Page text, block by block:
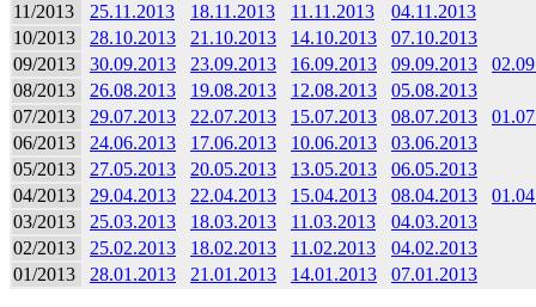
11/2013
25.11.2013 18.11.2013 11.11.2013
04.11.2013
10/2013
28.10.2013 21.10.2013 14.10.2013
07.10.2013
09/2013
30.09.2013 23.09.2013 16.09.2013 09.09.2013
08/2013
26.08.2013 19.08.2013 12.08.2013
05.08.2013
07/2013
29.07.2013 22.07.2013 15.07.2013 08.07.2013
06/2013
24.06.2013 17.06.2013 10.06.2013
03.06.2013
05/2013
27.05.2013 20.05.2013 13.05.2013
06.05.2013
04/2013
29.04.2013 22.04.2013 15.04.2013 08.04.2013
03/2013
25.03.2013 18.03.2013 11.03.2013
04.03.2013
02/2013
25.02.2013 18.02.2013 11.02.2013
04.02.2013
01/2013
28.01.2013 21.01.2013 14.01.2013 07.01.2013